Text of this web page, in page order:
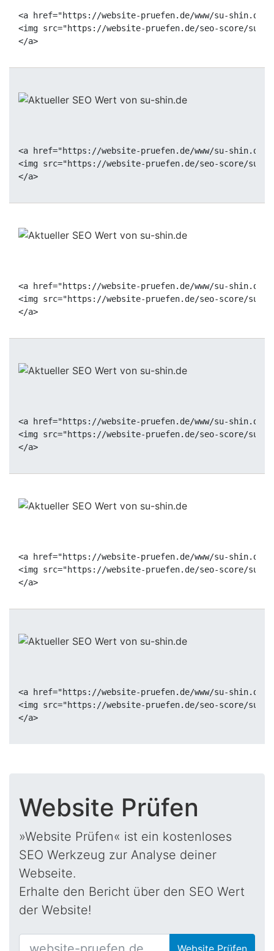
<a href="https://website-pruefen.de/www/su-
<img src="https://website-pruefen.de/seo-score/su-
<a href="https://website-pruefen.de/www/su-
<img src="https://website-pruefen.de/seo-score/su-
<a href="https://website-pruefen.de/www/su-
<img src="https://website-pruefen.de/seo-score/su-
<a href="https://website-pruefen.de/www/su-
<img src="https://website-pruefen.de/seo-score/su-
<a href="https://website-pruefen.de/www/su-
<img src="https://website-pruefen.de/seo-score/su-
<a href="https://website-pruefen.de/www/su-
<img src="https://website-pruefen.de/seo-score/su-
Website Prüfen
»Website Prüfen« ist ein kostenloses
SEO Werkzeug zur Analyse deiner
Webseite.
Erhalte den Bericht über den SEO Wert
der Website!
Website Prüfen